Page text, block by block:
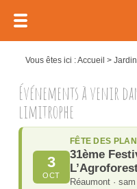
Vous êtes ici :Accueil >
Événements à venir
limitrophe
3
OCT
FÊTE DES
31ème
Réaumont ·